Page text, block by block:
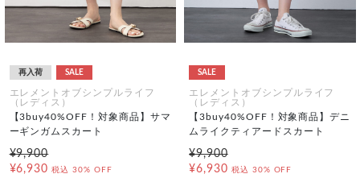
再入荷 SALE
エレメントオブシンプルライフ
（レディス）
【3buy40%OFF！対象商品】サマ
ーギンガムスカート
¥9,900
¥6,930 税込 30% OFF
SALE
エレメントオブシンプルライフ
（レディス）
【3buy40%OFF！対象商品】デニ
ムライクティアードスカート
¥9,900
¥6,930 税込 30% OFF